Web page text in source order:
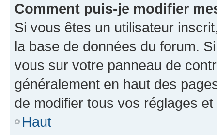
Comment puis-je modifier
Si vous êtes un utilisateur
la base de données du forum.
vous sur votre panneau de
généralement en haut des
de modifier tous vos réglages
Haut